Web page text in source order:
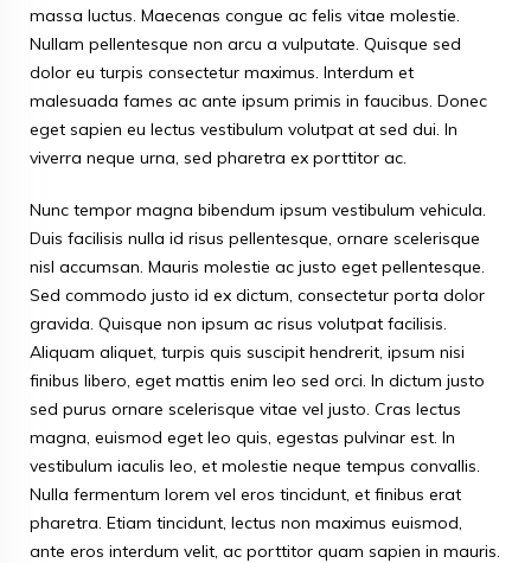
massa luctus. Maecenas congue ac felis vitae molestie.
Nullam pellentesque non arcu a vulputate. Quisque sed
dolor eu turpis consectetur maximus. Interdum et
malesuada fames ac ante ipsum primis in faucibus. Donec
eget sapien eu lectus vestibulum volutpat at sed dui. In
viverra neque urna, sed pharetra ex porttitor ac.
Nunc tempor magna bibendum ipsum vestibulum vehicula.
Duis facilisis nulla id risus pellentesque, ornare scelerisque
nisl accumsan. Mauris molestie ac justo eget pellentesque.
Sed commodo justo id ex dictum, consectetur porta dolor
gravida. Quisque non ipsum ac risus volutpat facilisis.
Aliquam aliquet, turpis quis suscipit hendrerit, ipsum nisi
finibus libero, eget mattis enim leo sed orci. In dictum justo
sed purus ornare scelerisque vitae vel justo. Cras lectus
magna, euismod eget leo quis, egestas pulvinar est. In
vestibulum iaculis leo, et molestie neque tempus convallis.
Nulla fermentum lorem vel eros tincidunt, et finibus erat
pharetra. Etiam tincidunt, lectus non maximus euismod,
ante eros interdum velit, ac porttitor quam sapien in mauris.